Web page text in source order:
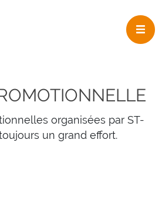
organisées par ST-
un grand effort.